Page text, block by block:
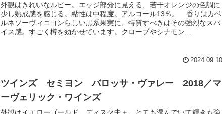
外観はきれいなルビー。エッジ部分に見える、若干オレンジの色調に
少し熟成感を感じる。粘性は中程度。アルコール13％。 香りはカベ
ルネソーヴィニヨンらしい黒系果実に、特質すべきはその強烈なスパ
イス感。すごく樽を効かせています。クローブやシナモン...
2024.09.10
ツインズ セミヨン バロッサ・ヴァレー 2018／マ
ーヴェリック・ワインズ